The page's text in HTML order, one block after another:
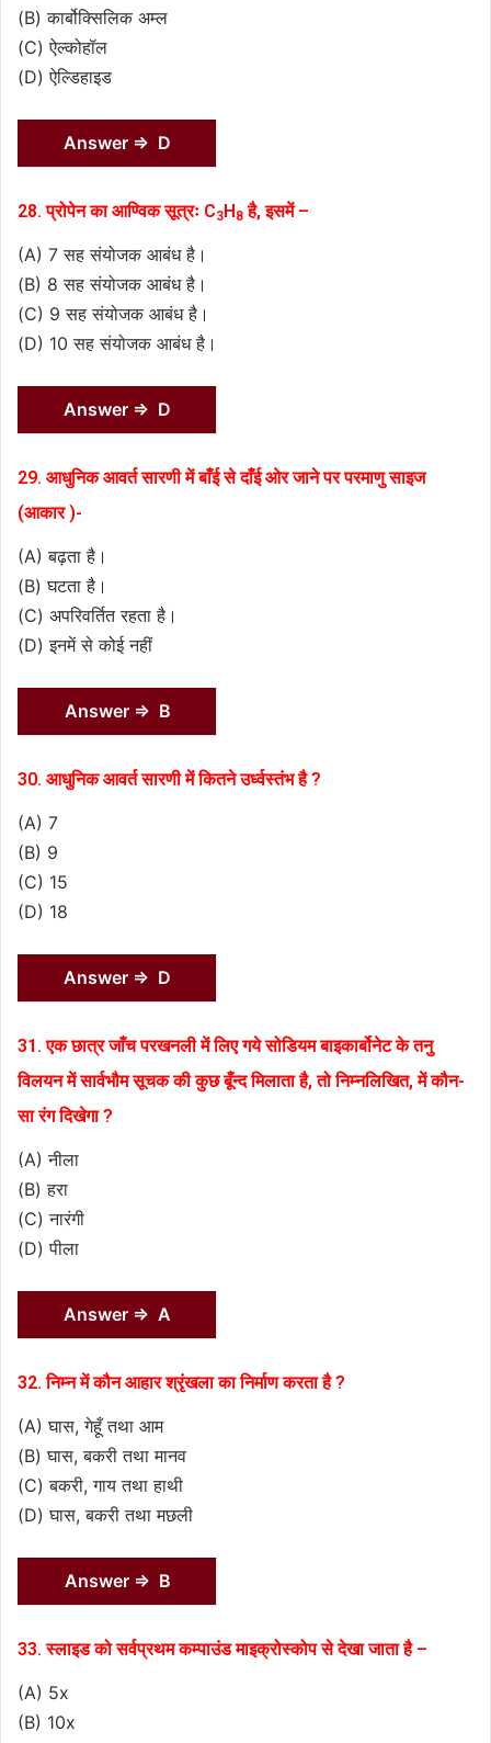
(B) कार्बोक्सिलिक अम्ल
(C) ऐल्कोहॉल
(D) ऐल्डिहाइड
Answer ⇒ D
28. प्रोपेन का आण्विक सूत्रः C3 H 8 है, इसमें –
(A) 7 सह संयोजक आबंध है।
(B) 8 सह संयोजक आबंध है।
(C) 9 सह संयोजक आबंध है।
(D) 10 सह संयोजक आबंध है।
Answer ⇒ D
29. आधुनिक आवर्त सारणी में बाँई से दाँई ओर जाने पर परमाणु साइज
(आकार )-
(A) बढ़ता है।
(B) घटता है।
(C) अपरिवर्तित रहता है।
(D) इनमें से कोई नहीं
Answer ⇒ B
30. आधुनिक आवर्त सारणी में कितने उर्ध्वस्तंभ है ?
(A) 7
(B) 9
(C) 15
(D) 18
Answer ⇒ D
31. एक छात्र जाँच परखनली में लिए गये सोडियम बाइकार्बोनेट के तनु
विलयन में सार्वभौम सूचक की कुछ बूँन्द मिलाता है, तो निम्नलिखित, में कौन-
सा रंग दिखेगा ?
(A) नीला
(B) हरा
(C) नारंगी
(D) पीला
Answer ⇒ A
32. निम्न में कौन आहार श्रृंखला का निर्माण करता है ?
(A) घास, गेहूँ तथा आम
(B) घास, बकरी तथा मानव
(C) बकरी, गाय तथा हाथी
(D) घास, बकरी तथा मछली
Answer ⇒ B
33. स्लाइड को सर्वप्रथम कम्पाउंड माइक्रोस्कोप से देखा जाता है –
(A) 5x
(B) 10x